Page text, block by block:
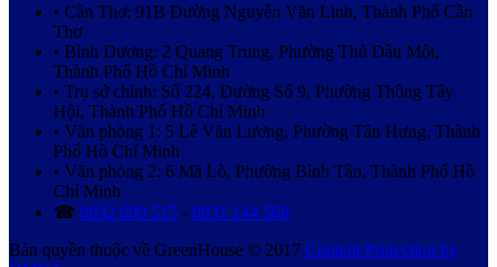
• Cần Thơ: 91B Đường Nguyễn Văn Linh, Thành Phố Cần
Thơ
• Bình Dương: 2 Quang Trung, Phường Thủ Dầu Một,
Thành Phố Hồ Chí Minh
• Trụ sở chính: Số 224, Đường Số 9, Phường Thông Tây
Hội, Thành Phố Hồ Chí Minh
• Văn phòng 1: 5 Lê Văn Lương, Phường Tân Hưng, Thành
Phố Hồ Chí Minh
• Văn phòng 2: 6 Mã Lò, Phường Bình Tân, Thành Phố Hồ
Chí Minh
☎ 0932 609 515 - 0931 144 568
Bản quyền thuộc về GreenHouse © 2017 Content Protection by